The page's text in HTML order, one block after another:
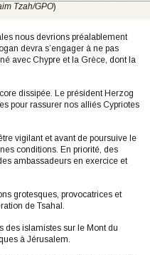
Tzah/GPO)
nous devrions préalablement
devra s’engager à ne pas
avec Chypre et la Grèce, dont la
dissipée. Le président Herzog
pour rassurer nos alliés Cypriotes
vigilant et avant de poursuive le
conditions. En priorité, des
ambassadeurs en exercice et
grotesques, provocatrices et
de Tsahal.
des islamistes sur le Mont du
à Jérusalem.